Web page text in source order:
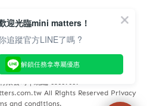
限公司 | 統編 83689089
All Rights Reserved Privacy
and conditions.
迎光臨mini matters！
追蹤官方LINE了嗎 ?
解鎖任務拿專屬優惠